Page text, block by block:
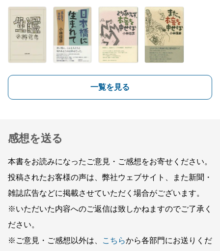
一覧を見る
感想を送る
本書をお読みになったご意見・ご感想をお寄せください。
投稿されたお客様の声は、弊社ウェブサイト、また新聞・
雑誌広告などに掲載させていただく場合がございます。
※いただいた内容へのご返信は致しかねますのでご了承く
ださい。
※ご意見・ご感想以外は、
こちらから各部門にお送りくだ